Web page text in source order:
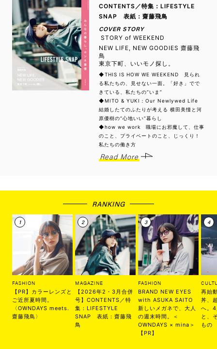
CONTENTS／特集：LIFESTYLE
SNAP 表紙：齋藤飛鳥
COVER STORY
STORY of WEEKEND
NEW LIFE, NEW GOODIES 齋藤飛
鳥
東京下町、いいモノ探し。
◆THIS IS HOW WE WEEKEND 見られ
る私たちの、見せない一面。「好き」でで
きている、私たちの“いま”
◆MITO & YUKI：Our Newlywed Life
結婚したてのふたりが考える 横田美憧と河
原優樹の“心地いい”暮らし
◆how we work 職場にお邪魔して、仕事
のこと、プライベートのこと、じっくり！
私たちの働き方
Read More
RANKING
FASHION
【PR】カラーレンズと
ご近所夏時間。
〈OWNDAYS meets.
齋藤飛鳥〉
MAGAZINE
【2026年2・3月合併
号】CONTENTS／特
集：LIFESTYLE
SNAP 表紙：齋藤飛
鳥
FASHION
BRAND NEW EYES
with ASUKA SAITO
新しいメガネで、大人
の週末時間。＜
OWNDAYS × mina＞
【PR】
再始
丼、
へ。
と、
もの